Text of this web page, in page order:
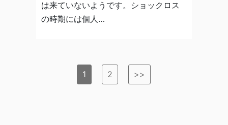
は来ていないようです。ショックロス
の時期には個人…
1 2 >>